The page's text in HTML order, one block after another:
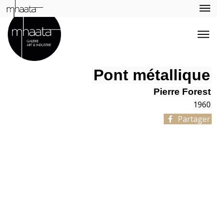
Pont métallique
Pierre Forest
1960
Partager